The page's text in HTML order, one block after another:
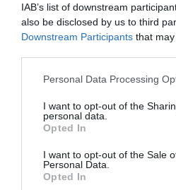
IAB’s list of downstream
also be disclosed by us to third
Downstream Participants that
Please note that this website/app
not limited to your visit or usage
grant or deny consent to Google
use your data for below specified
consent section.
Personal Data Processing
I want to opt-out of the
personal data.
Opted In
I want to opt-out of the Sale
Personal Data.
Opted In